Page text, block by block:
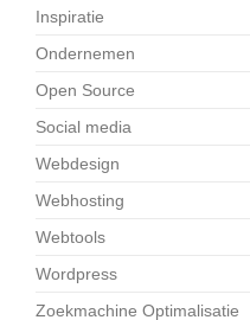
Inspiratie
Ondernemen
Open Source
Social media
Webdesign
Webhosting
Webtools
Wordpress
Zoekmachine Optimalisatie